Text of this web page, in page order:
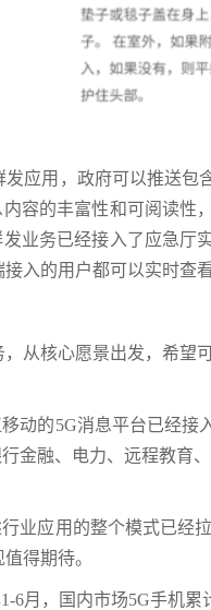
应用，政府可以推送
容的丰富性和可阅读性
业务已经接入了应急
入的用户都可以实时查
从核心愿景出发，希望
动的5G消息平台已经
金融、电力、远程教育
业应用的整个模式已经
得期待。
6月，国内市场5G手机